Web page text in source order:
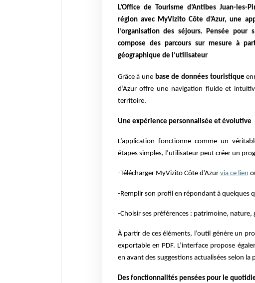
L’Office de Tourisme d’Antibes Juan-
région avec MyVizito Côte d’Azur, une
l’organisation des séjours. Pensée
compose des parcours sur mesure à
géographique de l’utilisateur
Grâce à une base de données touristique
d’Azur offre une navigation fluide et
territoire.
Une expérience personnalisée et évolutive
L’application fonctionne comme un
étapes simples, l’utilisateur peut créer un
-Télécharger MyVizito Côte d’Azur via ce lien
-Remplir son profil en répondant à quelques
-Choisir ses préférences : patrimoine,
À partir de ces éléments, l’outil génère un
exportable en PDF. L’interface propose
en avant des suggestions actualisées selon la
Des fonctionnalités pensées pour le